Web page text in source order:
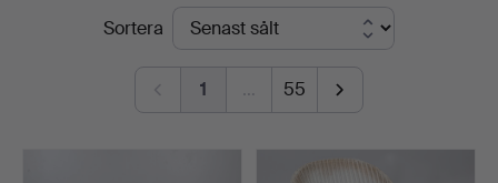
Lawrences
Auctioneers
SlutpriserSortera
1 … 55